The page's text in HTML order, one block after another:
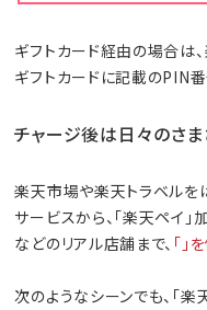
ギフトカード経由の場合は
ギフトカードに記載のPIN
チャージ後は日々のさ
楽天市場や楽天トラベルを
サービスから、「楽天ペイ」
などのリアル店舗まで、 「
次のようなシーンでも、「